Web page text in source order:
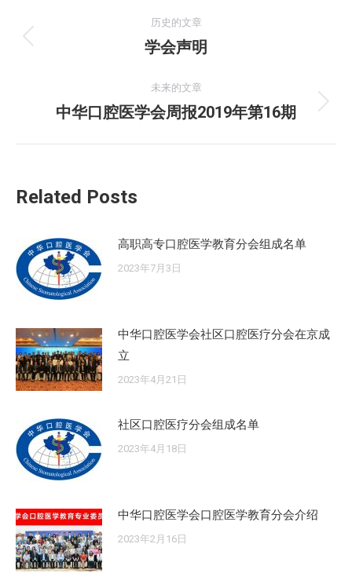
章
历史的文章
历
的
文
学会声明
未来的文章
未
中华口腔医学会周报2019年第16期
Related Posts
高职高专口腔医学教育分会组成名单
2023年7月3日
中华口腔医学会社区口腔医疗分会在京成
立
2023年4月21日
社区口腔医疗分会组成名单
2023年4月18日
中华口腔医学会口腔医学教育分会介绍
2023年2月16日